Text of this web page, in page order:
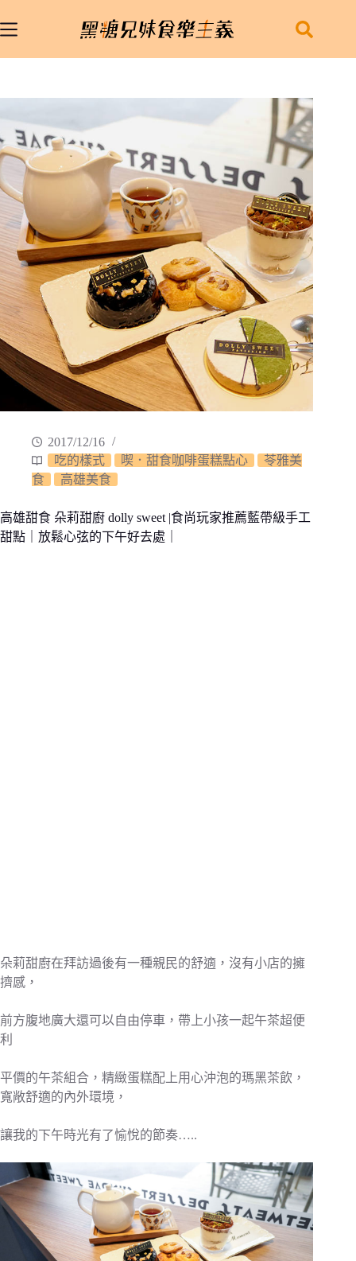
至
2017/12/16
吃的樣式
喫．甜食咖啡蛋糕點心
苓雅美
食
高雄美食
高雄甜食 朵莉甜廚 dolly sweet |食尚玩家推薦藍帶級手工
甜點｜放鬆心弦的下午好去處｜
朵莉甜廚在拜訪過後有一種親民的舒適，沒有小店的擁
擠感，
前方腹地廣大還可以自由停車，帶上小孩一起午茶超便
利
平價的午茶組合，精緻蛋糕配上用心沖泡的瑪黑茶飲，
寬敞舒適的內外環境，
讓我的下午時光有了愉悅的節奏…..